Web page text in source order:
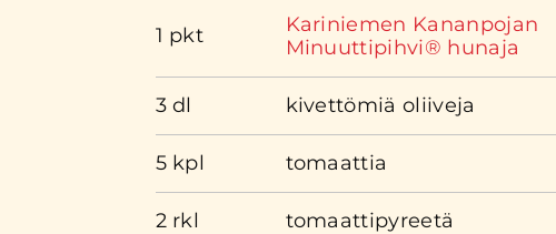
1 pkt
Kariniemen Kananpojan
Minuuttipihvi® hunaja
3 dl kivettömiä oliiveja
5 kpl tomaattia
2 rkl tomaattipyreetä